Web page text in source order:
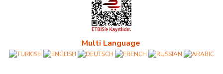
Multi Language